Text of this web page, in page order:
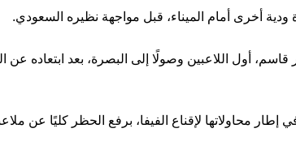
أخرى أمام الميناء، قبل مواجهة نظيره السعودي.
قاسم، أول اللاعبين وصولًا إلى البصرة، بعد ابتعاده عن
محاولاتها لإقناع الفيفا، برفع الحظر كليًا عن